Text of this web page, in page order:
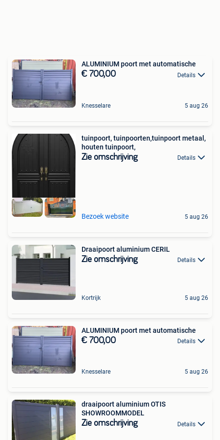
ALUMINIUM poort met automatische
€ 700,00 Details
Knesselare 5 aug 26
tuinpoort, tuinpoorten,tuinpoort metaal,
houten tuinpoort,
Zie omschrijving Details
Bezoek website 5 aug 26
Draaipoort aluminium CERIL
Zie omschrijving Details
Kortrijk 5 aug 26
ALUMINIUM poort met automatische
€ 700,00 Details
Knesselare 5 aug 26
draaipoort aluminium OTIS
SHOWROOMMODEL
Zie omschrijving Details